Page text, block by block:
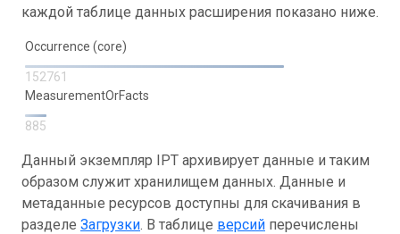
каждой таблице данных расширения показано ниже.
Occurrence (core)
152761
MeasurementOrFacts
885
Данный экземпляр IPT архивирует данные и таким
образом служит хранилищем данных. Данные и
метаданные ресурсов доступны для скачивания в
разделе Загрузки. В таблице версий перечислены